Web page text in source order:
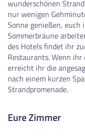
wunderschönen
nur wenigen
Sonne genießen,
Sommerbräune
des Hotels findet ihr
Restaurants. Wenn
erreicht ihr die
nach einem kurzen
Strandpromenade.
Eure Zimmer